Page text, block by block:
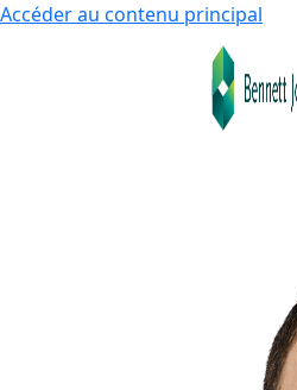
Accéder au contenu principal